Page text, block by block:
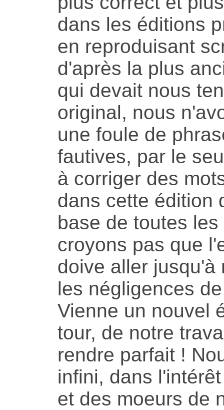
dans les éditions
en reproduisant
d'après la plus
qui devait nous
original, nous
une foule de
fautives, par le
à corriger des
dans cette édition
base de toutes
croyons pas que
doive aller jusqu'à
les négligences
Vienne un nouvel
tour, de notre
rendre parfait !
infini, dans
et des moeurs de